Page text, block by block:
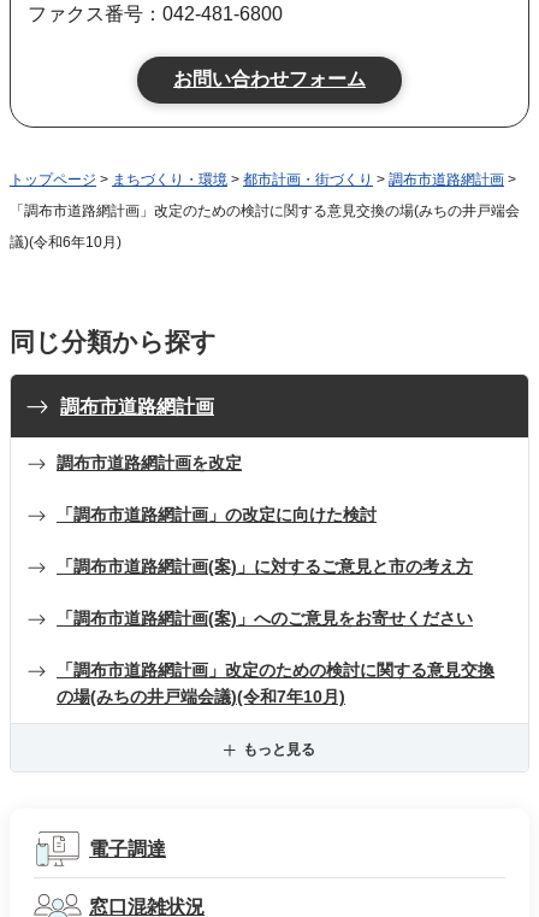
ファクス番号：042-481-6800
トップページ > まちづくり・環境 > 都市計画・街づくり > 調布市道路網計画 >
「調布市道路網計画」改定のための検討に関する意見交換の場(みちの井戸端会
議)(令和6年10月)
同じ分類から探す
調布市道路網計画
調布市道路網計画を改定
「調布市道路網計画」の改定に向けた検討
「調布市道路網計画(案)」に対するご意見と市の考え方
「調布市道路網計画(案)」へのご意見をお寄せください
「調布市道路網計画」改定のための検討に関する意見交換
の場(みちの井戸端会議)(令和7年10月)
もっと見る
電子調達
窓口混雑状況